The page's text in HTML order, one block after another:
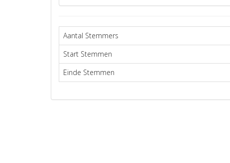
Aantal Stemmers
Start Stemmen
Einde Stemmen